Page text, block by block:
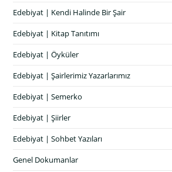
Edebiyat | Kendi Halinde Bir Şair
Edebiyat | Kitap Tanıtımı
Edebiyat | Öyküler
Edebiyat | Şairlerimiz Yazarlarımız
Edebiyat | Semerko
Edebiyat | Şiirler
Edebiyat | Sohbet Yazıları
Genel Dokumanlar